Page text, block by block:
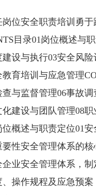
位安全职责培训勇
目录01岗位概述与
设与执行03安全风险
育培训与应急管理
查与监督管理06事故
化建设与团队管理08
概述与职责定位01安
性安全管理体系的核
业安全管理体系，制
操作规程及应急预案